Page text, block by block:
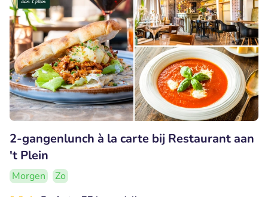
2-gangenlunch à la carte bij Restaurant aan
't Plein
Morgen
Zo